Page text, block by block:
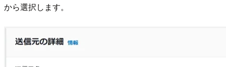
から選択します。